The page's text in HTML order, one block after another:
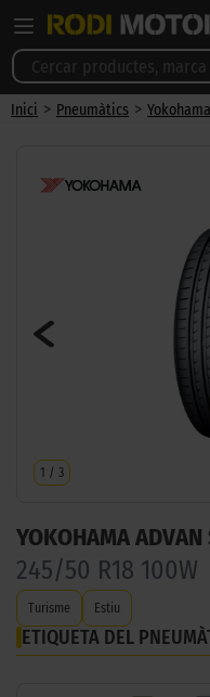
Inici > Pneumàtics > Yokohama
1 / 3
YOKOHAMA
245/50 R18 100W
Turisme Estiu
ETIQUETA DEL